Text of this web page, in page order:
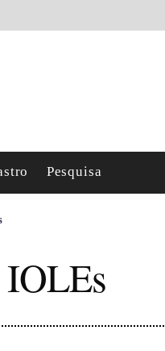
Pesquisa
IOLEs